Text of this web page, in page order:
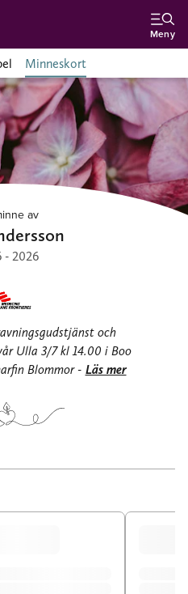
Meny
Minneskort
av
- 2026
och
Ulla 3/7 kl 14.00 i Boo
Blommor - Läs mer